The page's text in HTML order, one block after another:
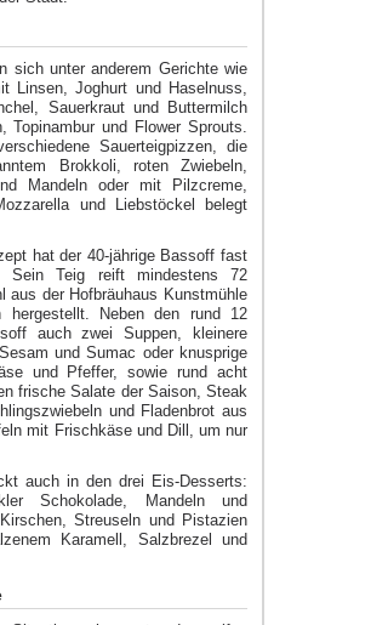
sich unter anderem Gerichte wie
Linsen, Joghurt und Haselnuss,
Sauerkraut und Buttermilch
Topinambur und Flower Sprouts.
Sauerteigpizzen, die
Brokkoli, roten Zwiebeln,
Mandeln oder mit Pilzcreme,
und Liebstöckel belegt
hat der 40-jährige Bassoff fast
Sein Teig reift mindestens 72
aus der Hofbräuhaus Kunstmühle
Neben den rund 12
auch zwei Suppen, kleinere
und Sumac oder knusprige
und Pfeffer, sowie rund acht
frische Salate der Saison, Steak
und Fladenbrot aus
mit Frischkäse und Dill, um nur
auch in den drei Eis-Desserts:
Schokolade, Mandeln und
Streuseln und Pistazien
Karamell, Salzbrezel und